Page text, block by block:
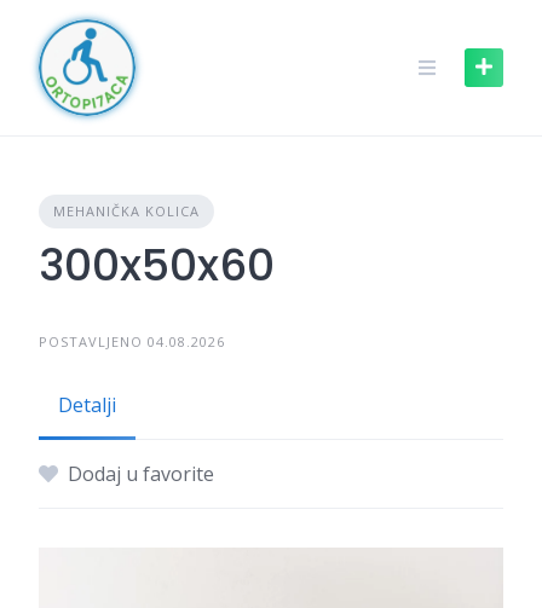
MEHANIČKA KOLICA
300x50x60
POSTAVLJENO 04.08.2026
Detalji
Dodaj u favorite